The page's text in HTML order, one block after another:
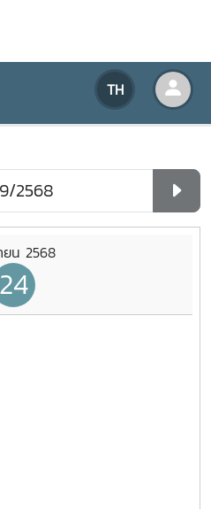
TH
งหน่วยงาน
น 2568